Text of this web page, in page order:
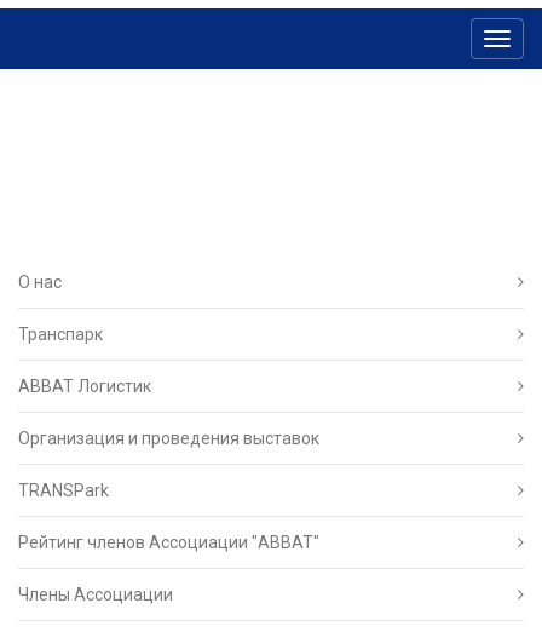
О нас
Транспарк
ABBAT Логистик
Организация и проведения выставок
TRANSPark
Рейтинг членов Ассоциации "АВВАТ"
Члены Ассоциации